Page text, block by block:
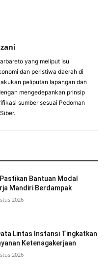
yang meliput isu
dan peristiwa daerah di
peliputan lapangan dan
mengedepankan prinsip
sumber sesuai Pedoman
Bantuan Modal
Mandiri Berdampak
2026
Lintas Instansi Tingkatkan
Ketenagakerjaan
2026